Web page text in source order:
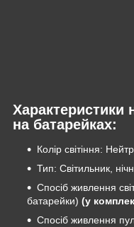
Характеристики
на батарейках:
Колір світіння:
Тип: Світильник,
Спосіб живлення
батарейки) (у
Спосіб живлення